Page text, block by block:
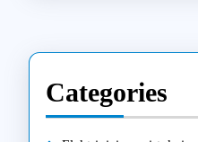
Categories